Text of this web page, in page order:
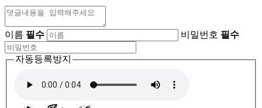
이름 필수 비밀번호 필수
자동등록방지